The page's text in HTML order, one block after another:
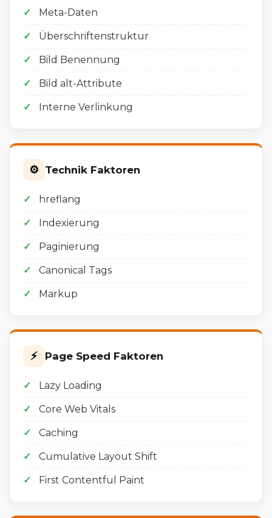
Meta-Daten
Überschriftenstruktur
Bild Benennung
Bild alt-Attribute
Interne Verlinkung
⚙️ Technik Faktoren
hreflang
Indexierung
Paginierung
Canonical Tags
Markup
⚡ Page Speed Faktoren
Lazy Loading
Core Web Vitals
Caching
Cumulative Layout Shift
First Contentful Paint